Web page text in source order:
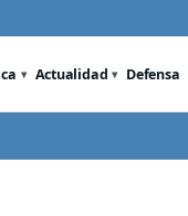
Actualidad Defensa